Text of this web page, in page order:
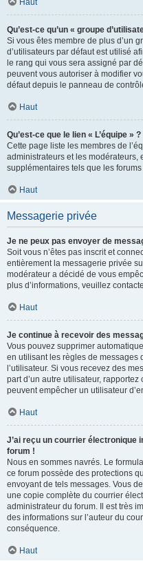
Haut
Qu’est-ce qu’un « groupe
Si vous êtes membre de plus d’un
d’utilisateurs par défaut est utilisé
le rang qui vous sera assigné par
peuvent vous autoriser à modifier
défaut depuis le panneau de
Haut
Qu’est-ce que le lien « L’équipe » ?
Cette page liste les membres de
administrateurs et les
supplémentaires tels que les forums
Haut
Messagerie privée
Je ne peux pas envoyer de
Soit vous n’êtes pas inscrit et
entièrement la messagerie privée
modérateur a décidé de vous
plus d’informations, veuillez
Haut
Je continue à recevoir des
Vous pouvez supprimer
en utilisant les règles de messages
l’utilisateur. Si vous recevez des
part d’un autre utilisateur,
peuvent empêcher un utilisateur
Haut
J’ai reçu un courrier électronique
forum !
Nous en sommes navrés. Le
ce forum possède des protections
envoyant de tels messages. Vous
une copie complète du courrier
administrateur du forum. Il est très
des informations sur l’auteur du
conséquence.
Haut